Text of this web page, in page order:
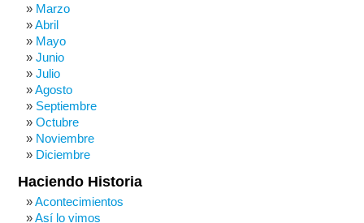
Marzo
Abril
Mayo
Junio
Julio
Agosto
Septiembre
Octubre
Noviembre
Diciembre
Haciendo Historia
Acontecimientos
Así lo vimos